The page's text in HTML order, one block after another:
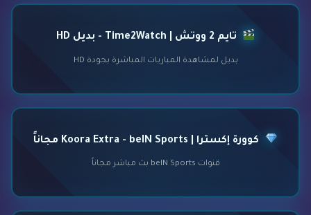
تايم 2 ووتش | Time2Watch - بديل HD
بديل لمشاهدة المباريات المباشرة بجودة HD
كوورة إكسترا | Koora Extra - beIN Sports مجاناً
قنوات beIN Sports بث مباشر مجاناً